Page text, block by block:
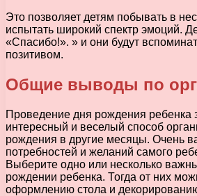
Это позволяет детям побывать в
испытать широкий спектр эмоций.
«Спасибо!». » и они будут
позитивом.
Общие выводы по
Проведение дня рождения ребенка
интересный и веселый способ
рождения в другие месяцы. Очень
потребностей и желаний самого
Выберите одно или несколько
рождении ребенка. Тогда от них
оформлению стола и